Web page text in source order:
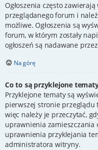
Ogłoszenia często
przeglądanego forum i
możliwe. Ogłoszenia są
forum, w którym zostały
ogłoszeń są nadawane
Na górę
Co to są przyklejone
Przyklejone tematy są
pierwszej stronie przeglądu
więc należy je przeczytać,
uprawnienia zamieszczania
uprawnienia przyklejania
administratora witryny.